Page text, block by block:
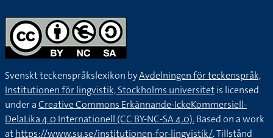
Svenskt teckenspråkslexikon byAvdelningen för teckenspråk,
Institutionen för lingvistik, Stockholms universitetis licensed
under aCreative Commons Erkännande-IckeKommersiell-
DelaLika 4.0 Internationell (CC BY-NC-SA 4.0).Based on a work
athttps://www.su.se/institutionen-for-lingvistik/. Tillstånd